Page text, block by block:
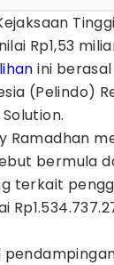
Rp1,53
ini
(Pelindo)
Ramadhan
bermula
terkait